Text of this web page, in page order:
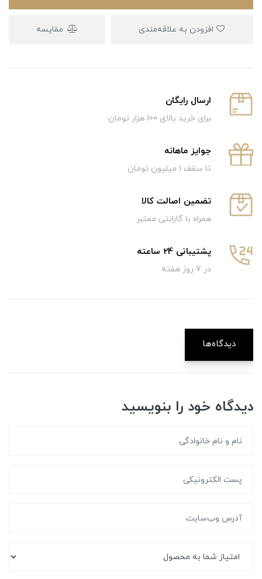
مقایسه
ارسال رایگان
برای خرید بالای 100 هزار تومان
جوایز ماهانه
تا سقف 1 میلیون تومان
تضمین اصالت کالا
همراه با گارانتی معتبر
پشتیبانی 24 ساعته
در 7 روز هفته
دیدگاه‌ها
دیدگاه خود را بنویسید